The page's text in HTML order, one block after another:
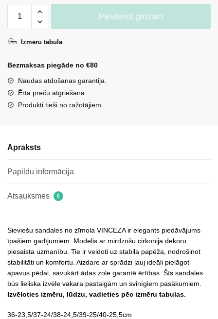
lakādas
sandaĳes
papēdi
un
dekoru
Vinceza
Pievienot grozam
Izmēru tabula
Bezmaksas piegāde no €80
Naudas atdošanas garantija.
Ērta preču atgriešana
Produkti tieši no ražotājiem.
Apraksts
Papildu informācija
Atsauksmes 0
Sieviešu sandales no zīmola VINCEZA ir elegants piedāvājums
īpašiem gadījumiem. Modelis ar mirdzošu cirkonija dekoru
piesaista uzmanību. Tie ir veidoti uz stabila papēža, nodrošinot
stabilitāti un komfortu. Aizdare ar sprādzi ļauj ideāli pielāgot
apavus pēdai, savukārt ādas zole garantē ērtības. Šīs sandales
būs lieliska izvēle vakara pastaigām un svinīgiem pasākumiem.
Izvēloties izmēru, lūdzu, vadieties pēc izmēru tabulas.
36-23,5/37-24/38-24,5/39-25/40-25,5cm